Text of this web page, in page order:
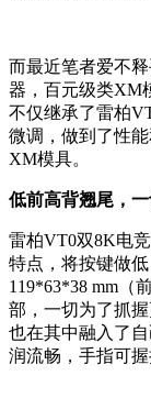
而最近笔者爱不
器，百元级类XM
不仅继承了雷柏
微调，做到了性
XM模具。
低前高背翘尾，
雷柏VT0双8K电
特点，将按键做
119*63*38 mm（
部，一切为了抓
也在其中融入了
润流畅，手指可